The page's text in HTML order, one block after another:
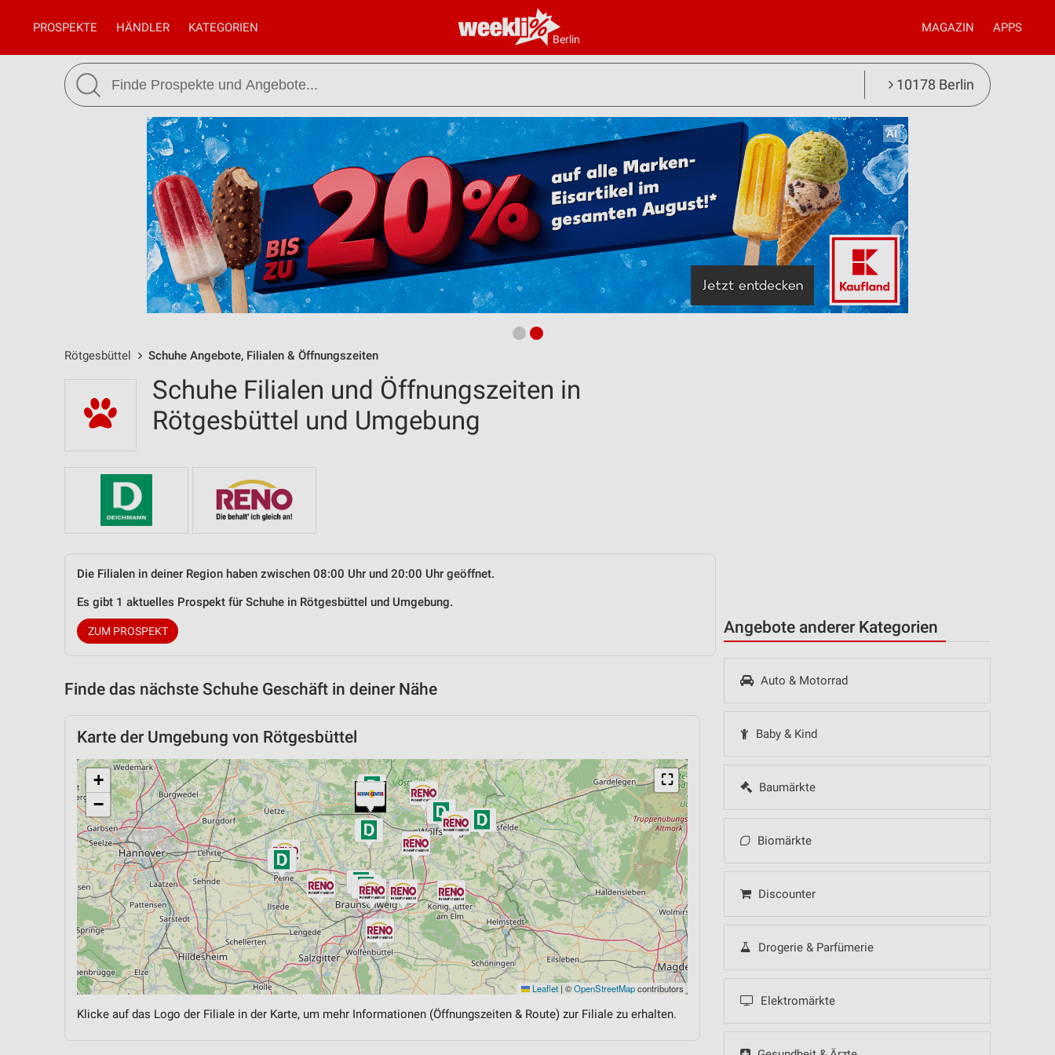
Berlin
PROSPEKTE HÄNDLER KATEGORIEN MAGAZIN APPS
10178 Berlin
Rötgesbüttel Schuhe Angebote, Filialen & Öffnungszeiten
Angebote anderer Kategorien
Auto & Motorrad
Baby & Kind
Baumärkte
Biomärkte
Discounter
Drogerie & Parfümerie
Elektromärkte
Schuhe Filialen und Öffnungszeiten in
Rötgesbüttel und Umgebung
Die Filialen in deiner Region haben zwischen 08:00 Uhr und 20:00 Uhr geöffnet.
Es gibt 1 aktuelles Prospekt für Schuhe in Rötgesbüttel und Umgebung.
ZUM PROSPEKT
Finde das nächste Schuhe Geschäft in deiner Nähe
Karte der Umgebung von Rötgesbüttel
⛶
+
−
Leaflet | ©OpenStreetMapcontributors
Klicke auf das Logo der Filiale in der Karte, um mehr Informationen (Öffnungszeiten & Route) zur Filiale zu erhalten.